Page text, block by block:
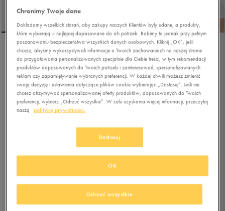
REEBOK POLO BLAZE
EMBROIDERED SS
5.0 (3)
(cena bezpośrednio przed promocją)
-7%(najniższa cena z 30 dni przed obniżką)
64,99zł z Vat
KLUBIE 50 STYLE
Chronimy Twoje dane
Dokładamy wszelkich starań, aby zakupy naszych Klientów były udane, a produkty,
które wybierają – najlepiej dopasowane do ich potrzeb. Robimy to jednak przy pełnym
poszanowaniu bezpieczeństwa wszystkich danych osobowych. Kliknij „OK”, jeśli
chcesz, abyśmy wykorzystywali informacje o Twoich zachowaniach na naszej stronie
do przygotowania personalizowanych specjalnie dla Ciebie treści, w tym rekomendacji
produktów dopasowanych do Twoich potrzeb i zainteresowań, spersonalizowanych
reklam czy zapamiętywanie wybranych preferencji. W każdej chwili możesz zmienić
swoją decyzję i ustawienia dotyczące plików cookie wybierając „Dostosuj”. Jeśli nie
chcesz otrzymywać spersonalizowanej oferty produktów, dopasowanych do Twoich
preferencji, wybierz „Odrzuć wszystkie”. W celu uzyskania więcej informacji, przeczytaj
naszą
politykę prywatności.
Dostosuj
Odrzuć wszystkie
OK